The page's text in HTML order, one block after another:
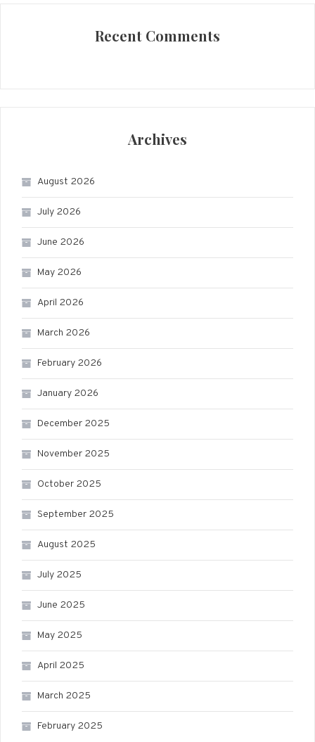
Recent Comments
Archives
August 2026
July 2026
June 2026
May 2026
April 2026
March 2026
February 2026
January 2026
December 2025
November 2025
October 2025
September 2025
August 2025
July 2025
June 2025
May 2025
April 2025
March 2025
February 2025